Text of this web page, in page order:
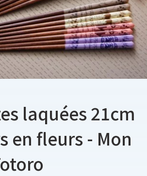
laquées 21cm
en fleurs - Mon